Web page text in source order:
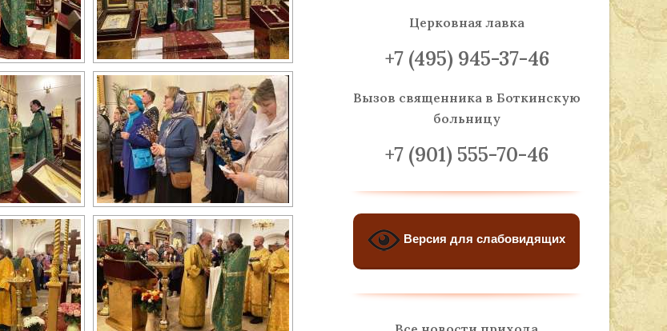
Церковная лавка
+7 (495) 945-37-46
Вызов священника в Боткинскую
больницу
+7 (901) 555-70-46
Версия для слабовидящих